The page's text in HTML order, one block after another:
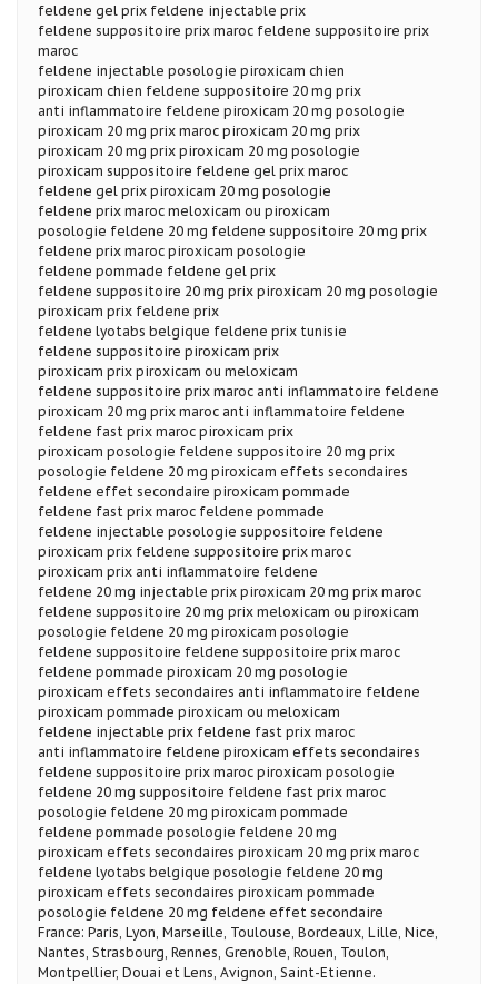
feldene gel prix feldene injectable prix
feldene suppositoire prix maroc feldene suppositoire prix
maroc
feldene injectable posologie piroxicam chien
piroxicam chien feldene suppositoire 20 mg prix
anti inflammatoire feldene piroxicam 20 mg posologie
piroxicam 20 mg prix maroc piroxicam 20 mg prix
piroxicam 20 mg prix piroxicam 20 mg posologie
piroxicam suppositoire feldene gel prix maroc
feldene gel prix piroxicam 20 mg posologie
feldene prix maroc meloxicam ou piroxicam
posologie feldene 20 mg feldene suppositoire 20 mg prix
feldene prix maroc piroxicam posologie
feldene pommade feldene gel prix
feldene suppositoire 20 mg prix piroxicam 20 mg posologie
piroxicam prix feldene prix
feldene lyotabs belgique feldene prix tunisie
feldene suppositoire piroxicam prix
piroxicam prix piroxicam ou meloxicam
feldene suppositoire prix maroc anti inflammatoire feldene
piroxicam 20 mg prix maroc anti inflammatoire feldene
feldene fast prix maroc piroxicam prix
piroxicam posologie feldene suppositoire 20 mg prix
posologie feldene 20 mg piroxicam effets secondaires
feldene effet secondaire piroxicam pommade
feldene fast prix maroc feldene pommade
feldene injectable posologie suppositoire feldene
piroxicam prix feldene suppositoire prix maroc
piroxicam prix anti inflammatoire feldene
feldene 20 mg injectable prix piroxicam 20 mg prix maroc
feldene suppositoire 20 mg prix meloxicam ou piroxicam
posologie feldene 20 mg piroxicam posologie
feldene suppositoire feldene suppositoire prix maroc
feldene pommade piroxicam 20 mg posologie
piroxicam effets secondaires anti inflammatoire feldene
piroxicam pommade piroxicam ou meloxicam
feldene injectable prix feldene fast prix maroc
anti inflammatoire feldene piroxicam effets secondaires
feldene suppositoire prix maroc piroxicam posologie
feldene 20 mg suppositoire feldene fast prix maroc
posologie feldene 20 mg piroxicam pommade
feldene pommade posologie feldene 20 mg
piroxicam effets secondaires piroxicam 20 mg prix maroc
feldene lyotabs belgique posologie feldene 20 mg
piroxicam effets secondaires piroxicam pommade
posologie feldene 20 mg feldene effet secondaire
France: Paris, Lyon, Marseille, Toulouse, Bordeaux, Lille, Nice,
Nantes, Strasbourg, Rennes, Grenoble, Rouen, Toulon,
Montpellier, Douai et Lens, Avignon, Saint-Etienne.